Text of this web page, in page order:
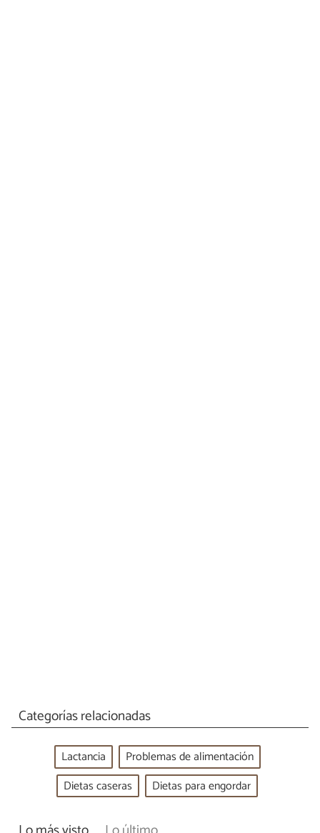
Categorías relacionadas
Lactancia
Problemas de alimentación
Dietas caseras
Dietas para engordar